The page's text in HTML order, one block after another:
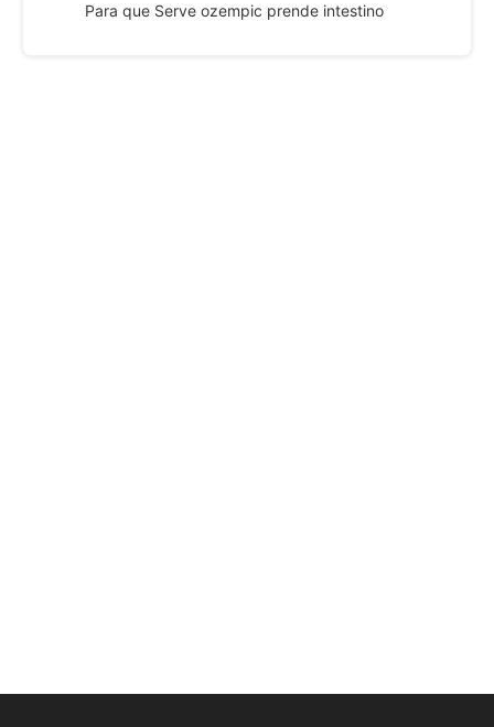
Para que Serve ozempic prende intestino